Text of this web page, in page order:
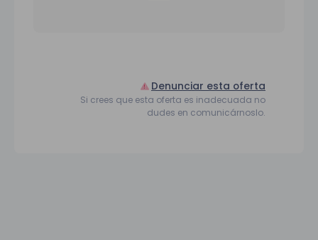
Denunciar esta oferta
Si crees que esta oferta es inadecuada no
dudes en comunicárnoslo.